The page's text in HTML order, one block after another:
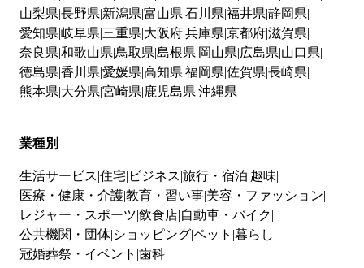
山梨県 長野県 新潟県 富山県 石川県 福井県 静岡県
愛知県 岐阜県 三重県 大阪府兵庫県 京都府滋賀県
奈良県 和歌山県 鳥取県 島根県 岡山県 広島県 山口県
徳島県 香川県 愛媛県 高知県 福岡県 佐賀県 長崎県
熊本県 大分県 宮崎県 鹿児島県 沖縄県
業種別
生活サービス 住宅 ビジネス 旅行・宿泊 趣味
医療・健康・介護教育・習い事 美容・ファッション
レジャー・スポーツ 飲食店 自動車・バイク
公共機関・団体 ショッピングペット 暮らし
冠婚葬祭・イベント 歯科